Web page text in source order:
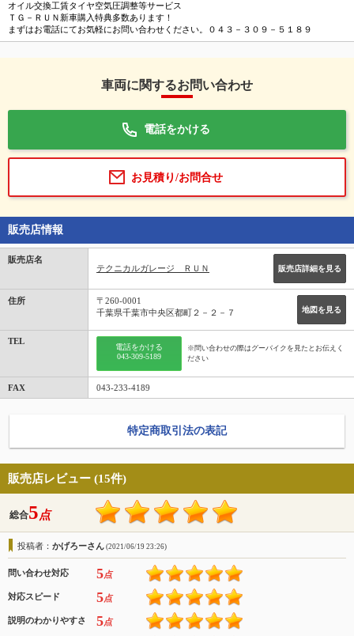
オイル交換工賃タイヤ空気圧調整等サービス
ＴＧ－ＲＵＮ新車購入特典多数あります！
まずはお電話にてお気軽にお問い合わせください。０４３－３０９－５１８９
車両に関するお問い合わせ
電話をかける
お見積り/お問合せ
販売店情報
販売店名
テクニカルガレージ ＲＵＮ
販売店詳細を見る
住所
地図を見る
〒260-0001
千葉県千葉市中央区都町２－２－７
TEL
電話をかける
043-309-5189
※問い合わせの際はグーバイクを見たとお伝えく
ださい
FAX 043-233-4189
特定商取引法の表記
販売店レビュー (15件)
総合5点
投稿者： かげろーさん (2021/06/19 23:26)
問い合わせ対応 5点
対応スピード 5点
説明のわかりやすさ 5点